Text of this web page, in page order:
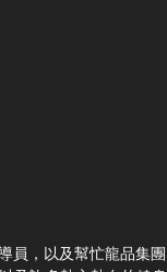
員，以及幫忙龍品集團